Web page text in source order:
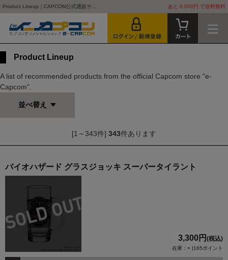
Product Lineup｜CAPCOM公式通販サ... あと 8,000円 で送料無料
Product Lineup
A list of recommended products from the official Capcom store "e-
Capcom".
並べ替え
[1～343件] 343件あります
バイオハザード グラスジョッキ スーパータイラント
3,300円 (税込)
在庫：× |165ポイント